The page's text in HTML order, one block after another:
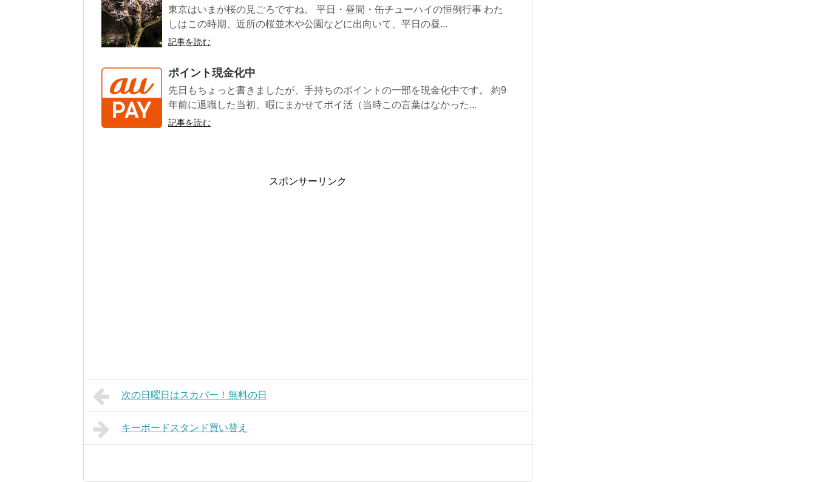
東京はいまが桜の見ごろですね。 平日・昼間・缶チューハイの恒例行事 わた
しはこの時期、近所の桜並木や公園などに出向いて、平日の昼...
記事を読む
ポイント現金化中
先日もちょっと書きましたが、手持ちのポイントの一部を現金化中です。 約9
年前に退職した当初、暇にまかせてポイ活（当時この言葉はなかった...
記事を読む
スポンサーリンク
次の日曜日はスカパー！無料の日
キーボードスタンド買い替え